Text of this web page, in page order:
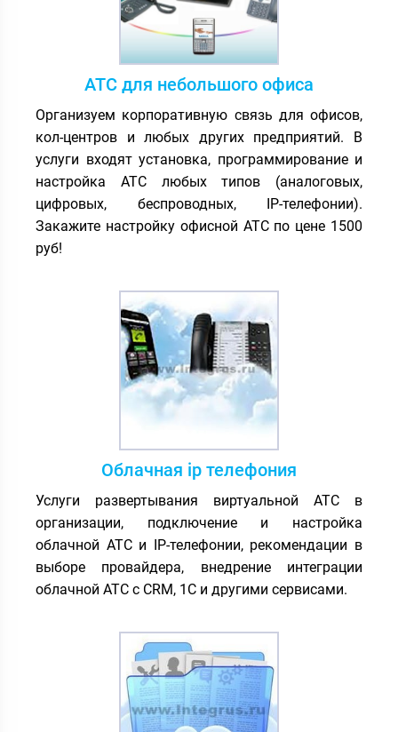
АТС для небольшого офиса
Организуем корпоративную связь для офисов,
кол-центров и любых других предприятий. В
услуги входят установка, программирование и
настройка АТС любых типов (аналоговых,
цифровых, беспроводных, IP-телефонии).
Закажите настройку офисной АТС по цене 1500
руб!
Облачная ip телефония
Услуги развертывания виртуальной АТС в
организации, подключение и настройка
облачной АТС и IP-телефонии, рекомендации в
выборе провайдера, внедрение интеграции
облачной АТС с CRM, 1С и другими сервисами.